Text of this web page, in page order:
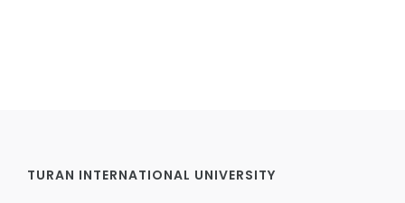
TURAN INTERNATIONAL UNIVERSITY